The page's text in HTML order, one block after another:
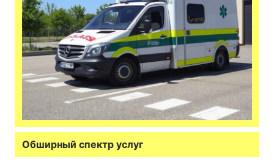
Обширный спектр услуг